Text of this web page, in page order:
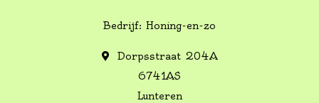
Bedrijf: Honing-en-zo
Dorpsstraat 204A
6741AS
Lunteren